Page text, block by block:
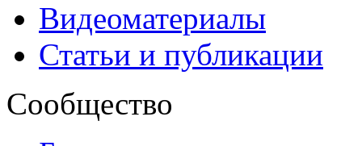
Видеоматериалы
Статьи и публикации
Сообщество